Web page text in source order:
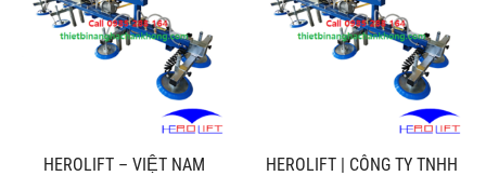
HEROLIFT – VIỆT NAM
HEROLIFT | CÔNG TY TNHH